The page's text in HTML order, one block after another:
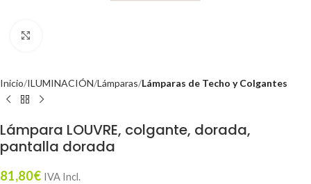
Inicio ILUMINACIÓN Lámparas Lámparas de Techo y Colgantes
Lámpara LOUVRE, colgante, dorada,
pantalla dorada
81,80€ IVA Incl.